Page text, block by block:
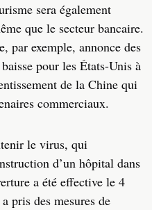
sera également
que le secteur bancaire.
par exemple, annonce des
pour les États-Unis à
de la Chine qui
commerciaux.
le virus, qui
d’un hôpital dans
a été effective le 4
pris des mesures de